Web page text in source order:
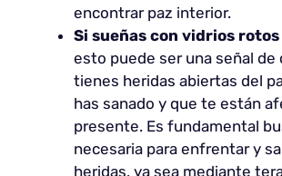
encontrar paz interior.
Si sueñas con vidrios rotos
esto puede ser una señal de
tienes heridas abiertas del
has sanado y que te están
presente. Es fundamental
necesaria para enfrentar y
heridas, ya sea mediante